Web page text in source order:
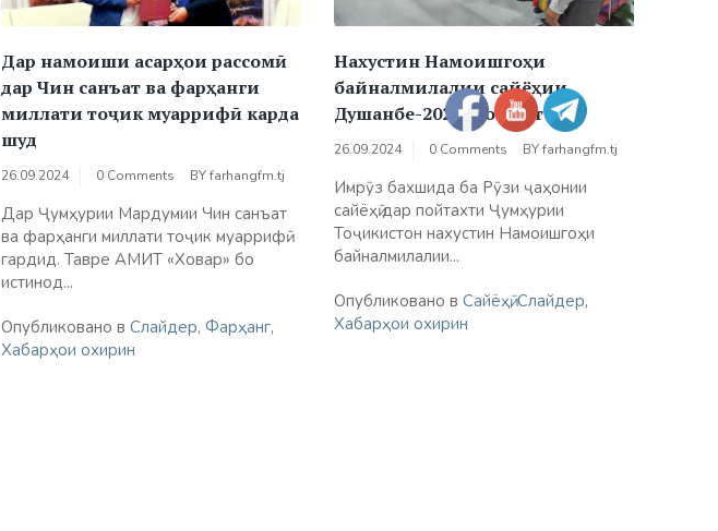
Дар намоиши асарҳои рассомӣ
дар Чин санъат ва фарҳанги
миллати тоҷик муаррифӣ карда
шуд
26.09.2024 0 Comments BYfarhangfm.tj
Дар Ҷумҳурии Мардумии Чин санъат
ва фарҳанги миллати тоҷик муаррифӣ
гардид. Тавре АМИТ «Ховар» бо
истинод...
Опубликовано в Слайдер, Фарҳанг,
Хабарҳои охирин
Нахустин Намоишгоҳи
байналмилалии сайёҳии
Душанбе-2024 оғоз ёфт
26.09.2024 0 Comments BYfarhangfm.tj
Имрӯз бахшида ба Рӯзи ҷаҳонии
сайёҳӣ дар пойтахти Ҷумҳурии
Тоҷикистон нахустин Намоишгоҳи
байналмилалии...
Опубликовано в Сайёҳӣ,Слайдер,
Хабарҳои охирин